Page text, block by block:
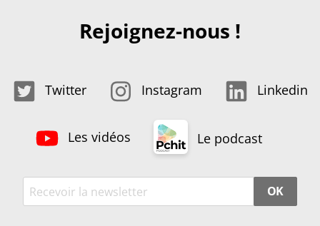
Rejoignez-nous !
Twitter Instagram Linkedin
Les vidéos Le podcast
OK